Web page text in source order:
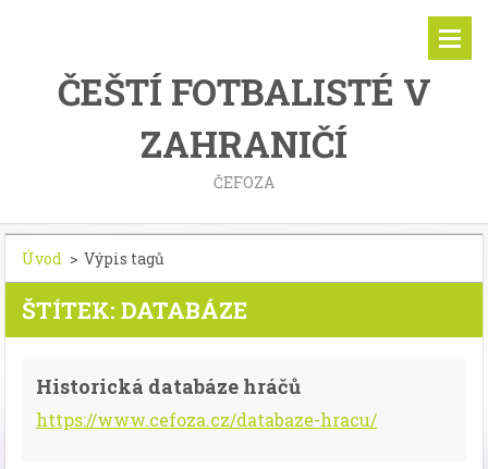
ČEŠTÍ FOTBALISTÉ V
ZAHRANIČÍ
ČEFOZA
Úvod > Výpis tagů
ŠTÍTEK: DATABÁZE
Historická databáze hráčů
https://www.cefoza.cz/databaze-hracu/